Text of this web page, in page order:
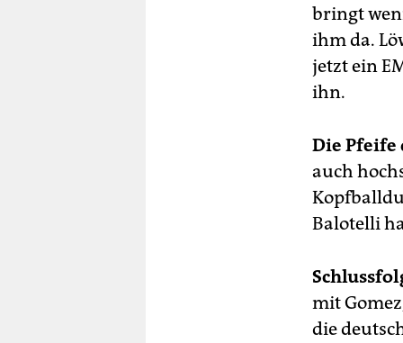
bringt
ihm da.
jetzt ein
ihn.
Die Pfeife
auch
Balotelli
mit
die